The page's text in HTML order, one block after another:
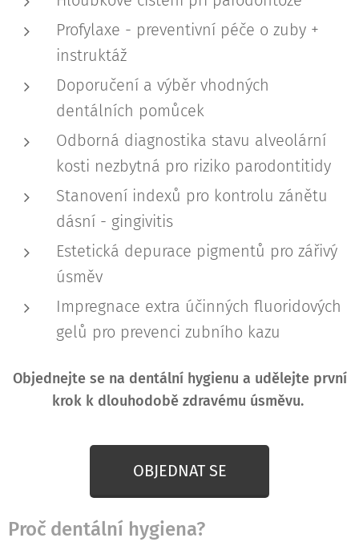
Profylaxe - preventivní péče o zuby +
instruktáž
Doporučení a výběr vhodných
dentálních pomůcek
Odborná diagnostika stavu alveolární
kosti nezbytná pro riziko parodontitidy
Stanovení indexů pro kontrolu zánětu
dásní - gingivitis
Estetická depurace pigmentů pro zářivý
úsměv
Impregnace extra účinných fluoridových
gelů pro prevenci zubního kazu
Objednejte se na dentální hygienu a udělejte první
krok k dlouhodobě zdravému úsměvu.
OBJEDNAT SE
Proč dentální hygiena?